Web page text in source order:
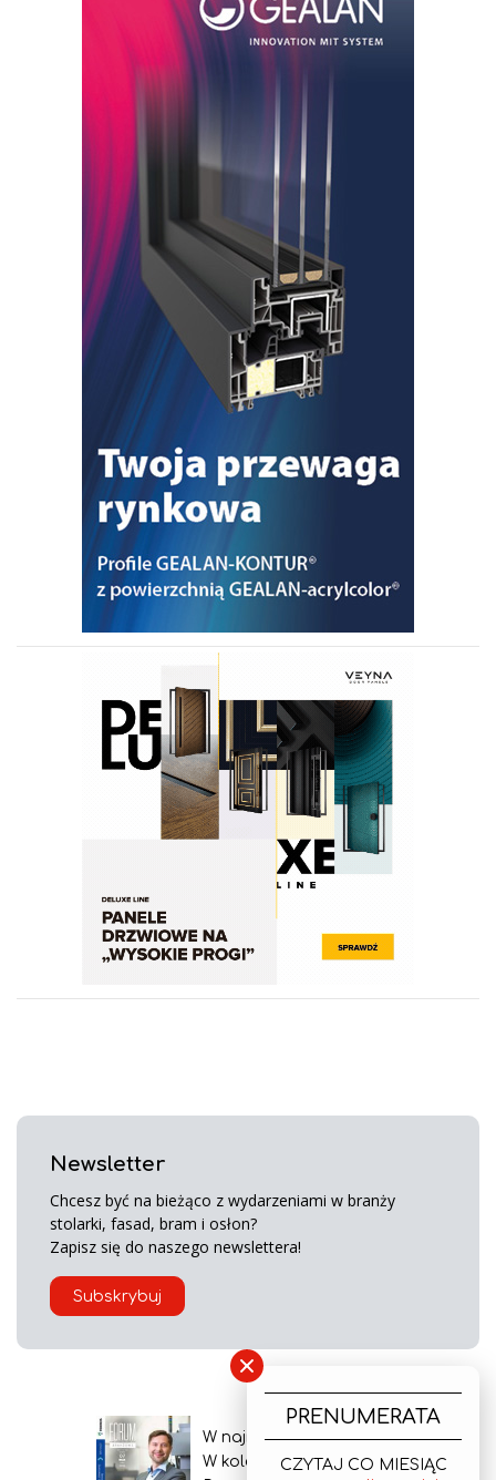
Newsletter
Chcesz być na bieżąco z wydarzeniami w branży
stolarki, fasad, bram i osłon?
Zapisz się do naszego newslettera!
Subskrybuj
W najnowszym wydaniu
W kolejnym numerze
×
PRENUMERATA
CZYTAJ CO MIESIĄC